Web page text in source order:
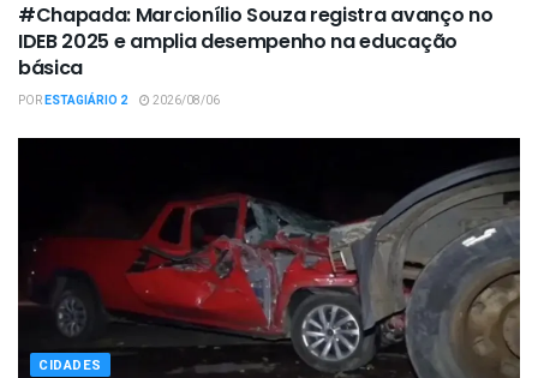
#Chapada: Marcionílio Souza registra avanço no
IDEB 2025 e amplia desempenho na educação
básica
PORESTAGIÁRIO 2 2026/08/06
CIDADES